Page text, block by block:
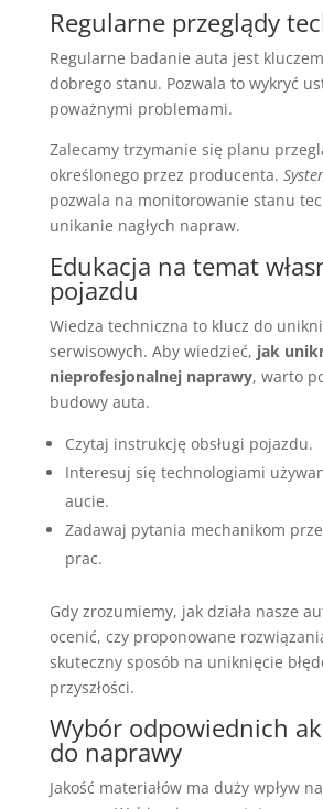
Regularne przeglądy
Regularne badanie auta jest
dobrego stanu. Pozwala to wykryć
poważnymi problemami.
Zalecamy trzymanie się planu
określonego przez producenta.
pozwala na monitorowanie stanu
unikanie nagłych napraw.
Edukacja na temat
pojazdu
Wiedza techniczna to klucz do
serwisowych. Aby wiedzieć, jak
nieprofesjonalnej naprawy, warto
budowy auta.
Czytaj instrukcję obsługi pojazdu.
Interesuj się technologiami
aucie.
Zadawaj pytania mechanikom
prac.
Gdy zrozumiemy, jak działa nasze
ocenić, czy proponowane
skuteczny sposób na uniknięcie
przyszłości.
Wybór odpowiednich
do naprawy
Jakość materiałów ma duży wpływ